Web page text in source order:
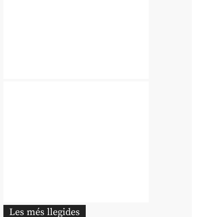
Les més llegides